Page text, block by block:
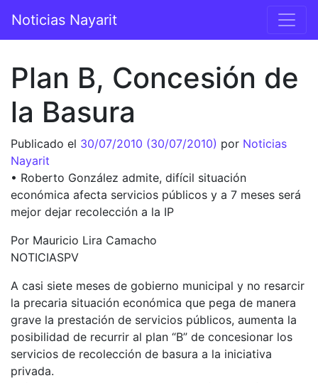
Navegación principal
Noticias Nayarit
Plan B, Concesión de
la Basura
Publicado el 30/07/2010 (30/07/2010) por Noticias
Nayarit
• Roberto González admite, difícil situación
económica afecta servicios públicos y a 7 meses será
mejor dejar recolección a la IP
Por Mauricio Lira Camacho
NOTICIASPV
A casi siete meses de gobierno municipal y no resarcir
la precaria situación económica que pega de manera
grave la prestación de servicios públicos, aumenta la
posibilidad de recurrir al plan “B” de concesionar los
servicios de recolección de basura a la iniciativa
privada.